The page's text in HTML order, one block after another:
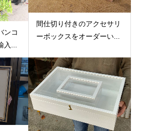
ンコ
...
間仕切り付きのアクセサリ
ーボックスをオーダーい...